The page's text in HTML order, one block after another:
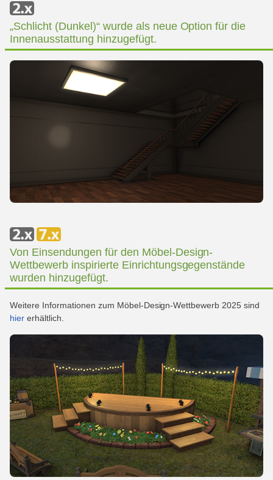
„Schlicht (Dunkel)“ wurde als neue Option für die
Innenausstattung hinzugefügt.
Von Einsendungen für den Möbel-Design-
Wettbewerb inspirierte Einrichtungsgegenstände
wurden hinzugefügt.
Weitere Informationen zum Möbel-Design-Wettbewerb 2025 sind
hiererhältlich.